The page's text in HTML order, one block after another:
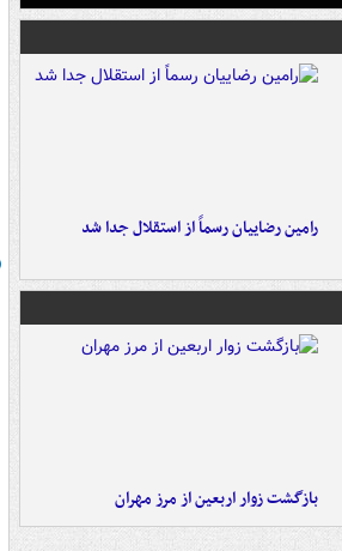
رامین رضاییان رسماً از استقلال جدا شد
بازگشت زوار اربعین از مرز مهران